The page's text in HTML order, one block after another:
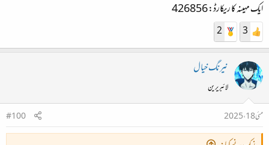
ایک مہینہ کا ریکارڈ: 426856
3
2
نیرنگ خیال
لائبریرین
مئی 18، 2025
#100